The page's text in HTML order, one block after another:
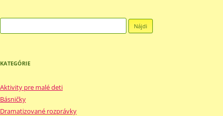
KATEGÓRIE
Aktivity pre malé deti
Básničky
Dramatizované rozprávky